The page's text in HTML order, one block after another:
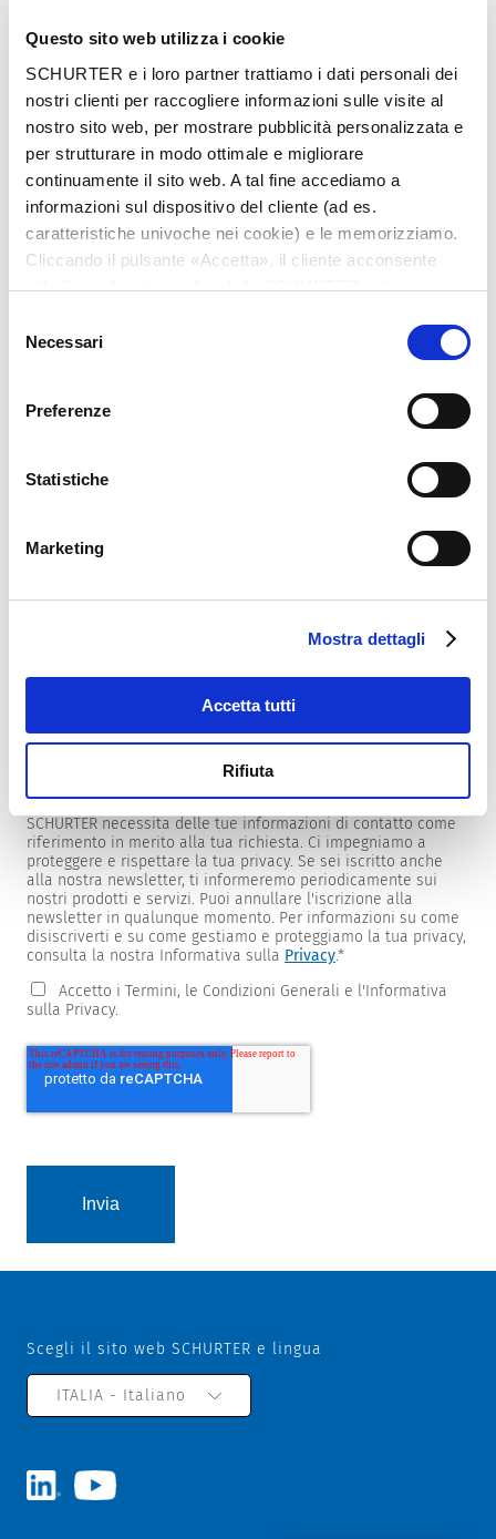
Questo sito web utilizza i cookie
SCHURTER e i loro partner trattiamo i dati personali dei
nostri clienti per raccogliere informazioni sulle visite al
nostro sito web, per mostrare pubblicità personalizzata e
per strutturare in modo ottimale e migliorare
continuamente il sito web. A tal fine accediamo a
informazioni sul dispositivo del cliente (ad es.
caratteristiche univoche nei cookie) e le memorizziamo.
Cliccando il pulsante «Accetta», il cliente acconsente
all’utilizzo di tutti i cookie delle SCHURTER e dei nostri
momento cliccando su «Impostazioni» in fondo alla
pagina. Le impostazioni personali sono comunicate ai
nostri partner e non hanno alcuna influenza sui dati del
browser. Ulteriori informazioni sono disponibili nella
delNecessari
Preferenze
Statistiche
Marketing
Mostra dettagli
Accetta tutti
Rifiuta
Città*
Nazione*
Messaggio*
Forniamo ai clienti newsletter specifiche per prodotti e
sottostante.
Desidero ricevere la newsletter SCHURTER.
SCHURTER necessita delle tue informazioni di contatto come
riferimento in merito alla tua richiesta. Ci impegniamo a
proteggere e rispettare la tua privacy. Se sei iscritto anche
alla nostra newsletter, ti informeremo periodicamente sui
nostri prodotti e servizi. Puoi annullare l'iscrizione alla
newsletter in qualunque momento. Per informazioni su come
disiscriverti e su come gestiamo e proteggiamo la tua privacy,
consulta la nostra Informativa sulla Privacy.*
Accetto i Termini, le Condizioni Generali e l'Informativa
sulla Privacy.
Scegli il sito web SCHURTER e lingua
ITALIA - Italiano